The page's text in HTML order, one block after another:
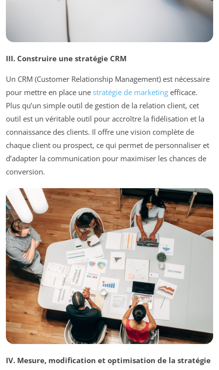
III. Construire une stratégie CRM
Un CRM (Customer Relationship Management) est nécessaire
pour mettre en place une stratégie de marketing efficace.
Plus qu’un simple outil de gestion de la relation client, cet
outil est un véritable outil pour accroître la fidélisation et la
connaissance des clients. Il offre une vision complète de
chaque client ou prospect, ce qui permet de personnaliser et
d’adapter la communication pour maximiser les chances de
conversion.
IV. Mesure, modification et optimisation de la stratégie